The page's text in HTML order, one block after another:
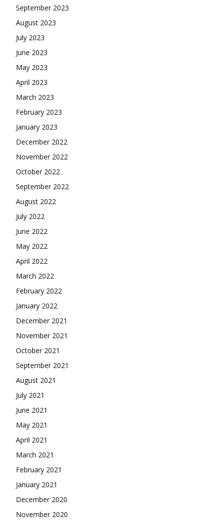
September 2023
August 2023
July 2023
June 2023
May 2023
April 2023
March 2023
February 2023
January 2023
December 2022
November 2022
October 2022
September 2022
August 2022
July 2022
June 2022
May 2022
April 2022
March 2022
February 2022
January 2022
December 2021
November 2021
October 2021
September 2021
August 2021
July 2021
June 2021
May 2021
April 2021
March 2021
February 2021
January 2021
December 2020
November 2020